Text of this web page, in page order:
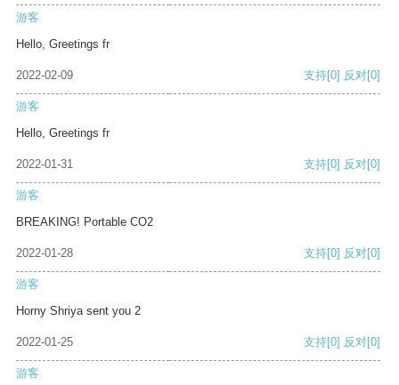
游客
Hello, Greetings fr
2022-02-09 支持[0] 反对[0]
游客
Hello, Greetings fr
2022-01-31 支持[0] 反对[0]
游客
BREAKING! Portable CO2
2022-01-28 支持[0] 反对[0]
游客
Horny Shriya sent you 2
2022-01-25 支持[0] 反对[0]
游客